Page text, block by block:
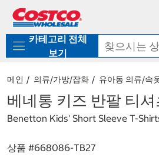
로
기
가
카테고리 전체
보기
메인 의류/가방/잡화 유아동 의류/속
베네통 키즈 반팔 티
Benetton Kids' Short Sleeve T-
상품 #668086-TB27